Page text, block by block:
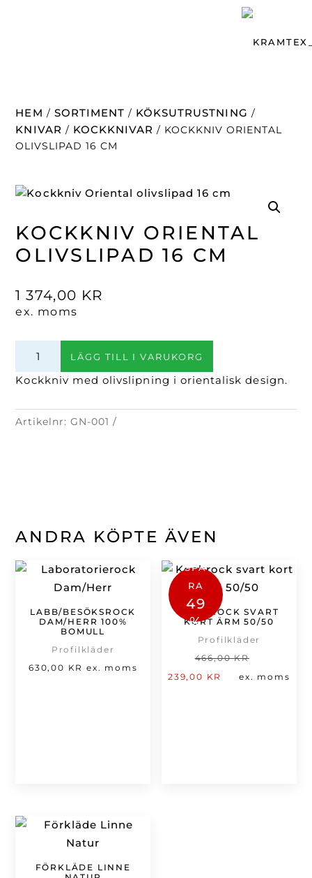
HEM / SORTIMENT / KÖKSUTRUSTNING /
KNIVAR / KOCKKNIVAR / KOCKKNIV ORIENTAL
OLIVSLIPAD 16 CM
KOCKKNIV ORIENTAL
OLIVSLIPAD 16 CM
Kockkniv med olivslipning i orientalisk design.
Artikelnr:GN-001
1 374,00 KR
ex. moms
Oriental
olivslipad
cm
mängd
LÄGG TILL I VARUKORG
ANDRA KÖPTE ÄVEN
LABB/BESÖKSROCK
DAM/HERR 100%
BOMULL
Profilkläder
630,00 KR ex. moms
SPA
RA
49
%
KOCKROCK SVART
KORT ÄRM 50/50
Profilkläder
466,00KR
239,00 KR
Det
ex. moms
FÖRKLÄDE LINNE